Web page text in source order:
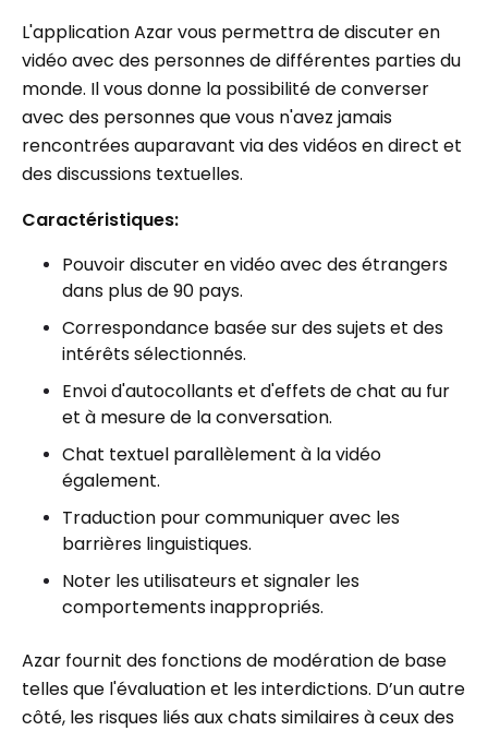
L'application Azar vous permettra de discuter en
vidéo avec des personnes de différentes parties du
monde. Il vous donne la possibilité de converser
avec des personnes que vous n'avez jamais
rencontrées auparavant via des vidéos en direct et
des discussions textuelles.
Caractéristiques:
Pouvoir discuter en vidéo avec des étrangers
dans plus de 90 pays.
Correspondance basée sur des sujets et des
intérêts sélectionnés.
Envoi d'autocollants et d'effets de chat au fur
et à mesure de la conversation.
Chat textuel parallèlement à la vidéo
également.
Traduction pour communiquer avec les
barrières linguistiques.
Noter les utilisateurs et signaler les
comportements inappropriés.
Azar fournit des fonctions de modération de base
telles que l'évaluation et les interdictions. D’un autre
côté, les risques liés aux chats similaires à ceux des